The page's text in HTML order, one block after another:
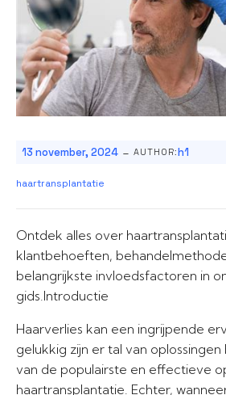
13 november, 2024 - AUTHOR:h1
haartransplantatie
Ontdek alles over
klantbehoeften,
belangrijkste invloedsfactoren in
gids.Introductie
Haarverlies kan een ingrijpende
gelukkig zijn er tal van oplossingen
van de populairste en effectieve
haartransplantatie. Echter,